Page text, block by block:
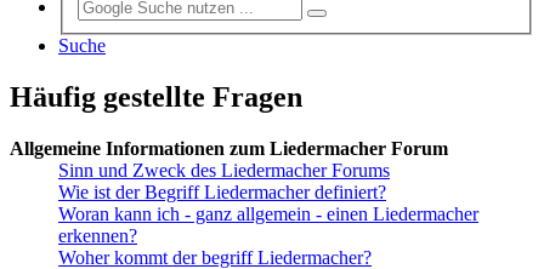
Suche
Häufig gestellte Fragen
Allgemeine Informationen zum Liedermacher Forum
Sinn und Zweck des Liedermacher Forums
Wie ist der Begriff Liedermacher definiert?
Woran kann ich - ganz allgemein - einen Liedermacher
erkennen?
Woher kommt der begriff Liedermacher?